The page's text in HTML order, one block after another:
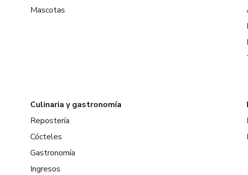
Mascotas
Culinaria y gastronomía
Repostería
Cócteles
Gastronomía
Ingresos